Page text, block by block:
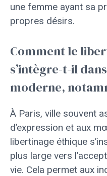
une femme ayant sa
propres désirs.
Comment le
s’intègre-t-il
moderne,
À Paris, ville souvent
d’expression et aux
libertinage éthique
plus large vers
vie. Cela permet aux